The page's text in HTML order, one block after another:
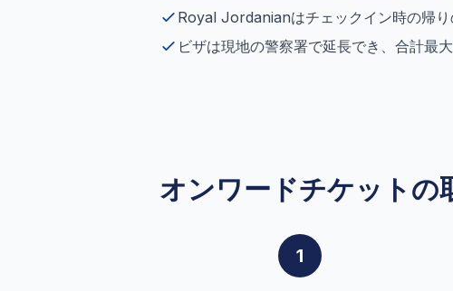
Royal Jordanianはチェックイン時の帰
ビザは現地の警察署で延長でき、合計最
オンワードチケットの
1